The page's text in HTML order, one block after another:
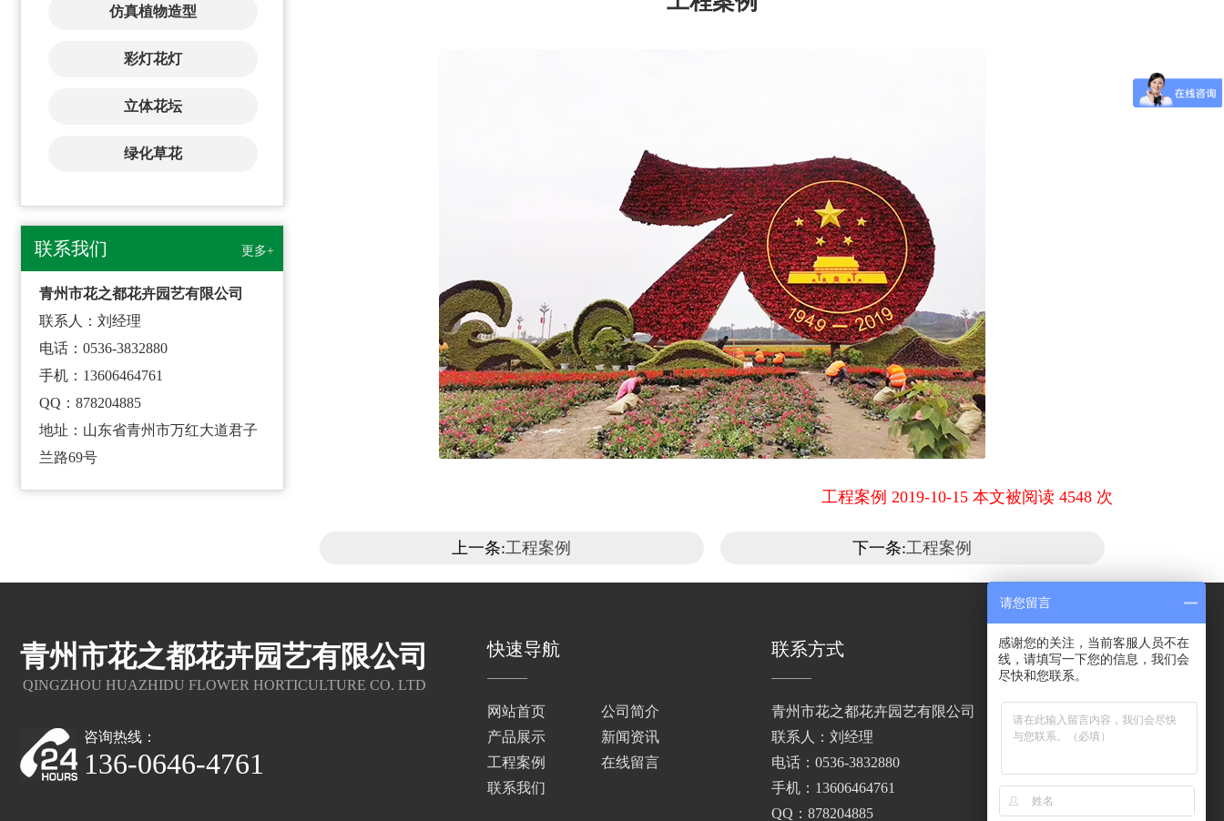
仿真植物造型
彩灯花灯
立体花坛
绿化草花
联系我们 更多+
青州市花之都花卉园艺有限公司
联系人：刘经理
电话：0536-3832880
手机：13606464761
QQ：878204885
地址：山东省青州市万红大道君子
兰路69号
工程案例 2019-10-15 本文被阅读 4548 次
上一条:工程案例 下一条:工程案例
青州市花之都花卉园艺有限公司
QINGZHOU HUAZHIDU FLOWER HORTICULTURE CO. LTD
咨询热线：
136-0646-4761
快速导航
网站首页
公司简介
产品展示
新闻资讯
工程案例
在线留言
联系我们
联系方式
青州市花之都花卉园艺有限公司
联系人：刘经理
电话：0536-3832880
手机：13606464761
QQ：878204885
手机站二维码
请您留言
感谢您的关注，当前客服人员不在
线，请填写一下您的信息，我们会
尽快和您联系。